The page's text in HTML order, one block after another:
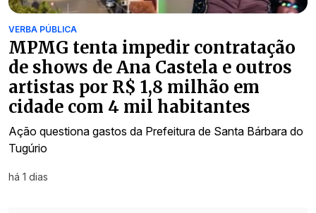
VERBA PÚBLICA
MPMG tenta impedir contratação
de shows de Ana Castela e outros
artistas por R$ 1,8 milhão em
cidade com 4 mil habitantes
Ação questiona gastos da Prefeitura de Santa Bárbara do
Tugúrio
há 1 dias